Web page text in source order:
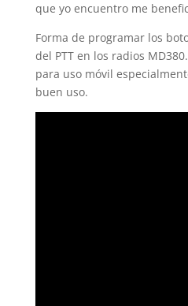
que yo encuentro me
Forma de programar los
del PTT en los radios
para uso móvil
buen uso.